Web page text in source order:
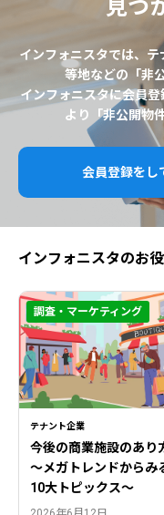
見つ
インフォニスタでは、
等地などの「非
インフォニスタに会員
より「非公開物
会員登録をし
インフォニスタのお
テナント企業
今後の商業施設のあり
〜メガトレンドからみ
10大トピックス〜
調査・マーケティング